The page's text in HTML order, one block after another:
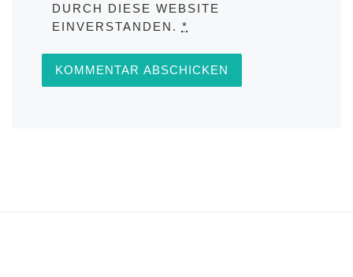
DURCH DIESE WEBSITE
EINVERSTANDEN. *